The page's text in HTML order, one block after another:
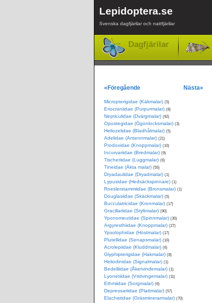
Lepidoptera.se
Svenska dagfjärilar och nattfjärilar
Dagfjärilar
«Föregående Nästa»
Micropterigidae (Käkmalar) (5)
Eriocraniidae (Purpurmalar) (8)
Nepticulidae (Dvärgmalar) (92)
Opostegidae (Ögonlocksmalar) (3)
Heliozelidae (Bladhålmalar) (5)
Adelidae (Antennmalar) (21)
Prodoxidae (Knoppmalar) (10)
Incurvariidae (Bredmalar) (9)
Tischeriidae (Luggmalar) (6)
Tineidae (Äkta malar) (55)
Dryadaulidae (Dryadmalar) (1)
Lypusidae (Hedsäckspinnare) (1)
Roeslerstammiidae (Bronsmalar) (1)
Douglasiidae (Skäckmalar) (5)
Bucculatricidae (Kronmalar) (17)
Gracillariidae (Styltmalar) (90)
Yponomeutidae (Spinnmalar) (30)
Argyresthiidae (Knoppmalar) (27)
Ypsolophidae (Höstmalar) (17)
Plutellidae (Senapsmalar) (10)
Acrolepiidae (Kluddmalar) (6)
Glyphipterigidae (Hakmalar) (8)
Heliodinidae (Signalmalar) (1)
Bedelliidae (Åkervindemalar) (1)
Lyonetiidae (Vridvingemalar) (11)
Ethmiidae (Sorgmalar) (6)
Depressariidae (Plattmalar) (57)
Elachistidae (Gräsminerarmalar) (70)